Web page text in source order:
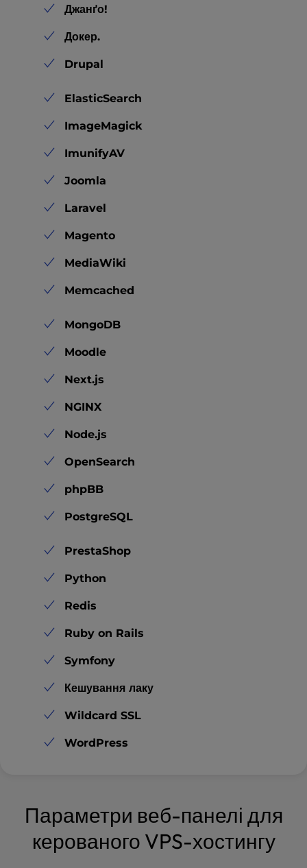
Джанґо!
Докер.
Drupal
ElasticSearch
ImageMagick
ImunifyAV
Joomla
Laravel
Magento
MediaWiki
Memcached
MongoDB
Moodle
Next.js
NGINX
Node.js
OpenSearch
phpBB
PostgreSQL
PrestaShop
Python
Redis
Ruby on Rails
Symfony
Кешування лаку
Wildcard SSL
WordPress
Параметри веб-панелі для
керованого VPS-хостингу